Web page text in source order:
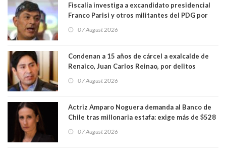
Fiscalía investiga a excandidato presidencial
Franco Parisi y otros militantes del PDG por
07 August 2026
Condenan a 15 años de cárcel a exalcalde de
Renaico, Juan Carlos Reinao, por delitos
07 August 2026
Actriz Amparo Noguera demanda al Banco de
Chile tras millonaria estafa: exige más de $528
07 August 2026